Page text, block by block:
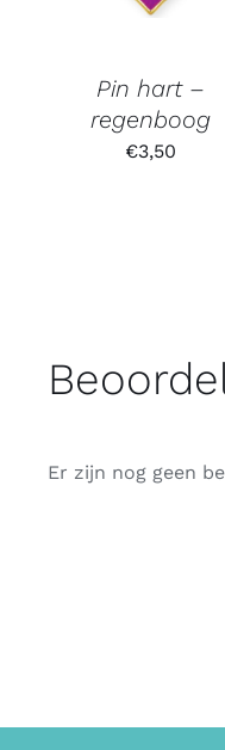
Pin hart –
regenboog
€3,50
Er zijn nog geen